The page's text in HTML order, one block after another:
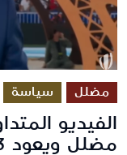
مضلل سياسة
الفيديو
مضلل ويعود 2023